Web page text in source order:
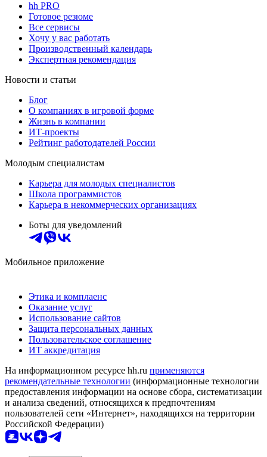
hh PRO
Готовое резюме
Все сервисы
Хочу у вас работать
Производственный календарь
Экспертная рекомендация
Новости и статьи
Блог
О компаниях в игровой форме
Жизнь в компании
ИТ-проекты
Рейтинг работодателей России
Молодым специалистам
Карьера для молодых специалистов
Школа программистов
Карьера в некоммерческих организациях
Боты для уведомлений
Мобильное приложение
Этика и комплаенс
Оказание услуг
Использование сайтов
Защита персональных данных
Пользовательское соглашение
ИТ аккредитация
На информационном ресурсе hh.ru применяются
рекомендательные технологии (информационные технологии
предоставления информации на основе сбора, систематизации
и анализа сведений, относящихся к предпочтениям
пользователей сети «Интернет», находящихся на территории
Российской Федерации)